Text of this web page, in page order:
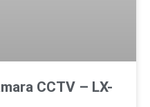
CCTV – LX-